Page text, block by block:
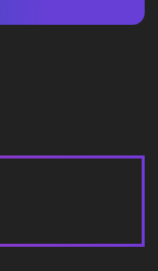
en menos de una
y ver el proyecto